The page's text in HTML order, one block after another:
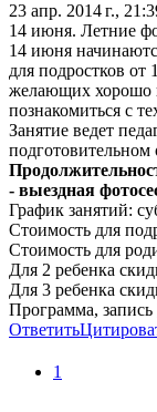
23 апр. 2014 г.,
14 июня. Летние
14 июня
для подростков
желающих хорошо
познакомиться с
Занятие ведет
- выездная
График занятий:
Стоимость для
Стоимость для
Для 2 ребенка
Для 3 ребенка
Программа, запись
Ответить
1